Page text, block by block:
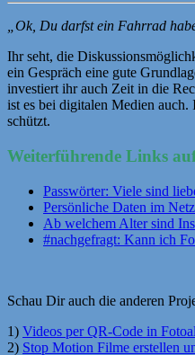
„Ok, Du darfst ein Fahrrad
Ihr seht, die
ein Gespräch eine gute
investiert ihr auch Zeit in die
ist es bei digitalen Medien
schützt.
Weiterführende Links
Passwörter: Viele sind
Persönliche Daten im
Ab welchem Alter sind
#nachgefragt: Kann ich
Schau Dir auch die anderen
1) Videos per QR-Code in
2) Stop Motion Filme erstellen